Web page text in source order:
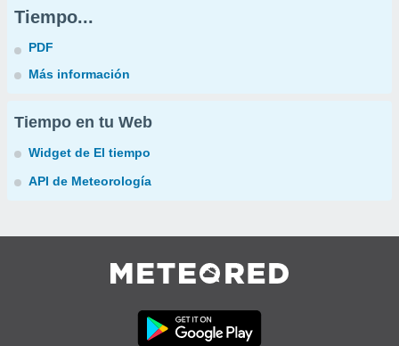
Tiempo...
PDF
Más información
Tiempo en tu Web
Widget de El tiempo
API de Meteorología